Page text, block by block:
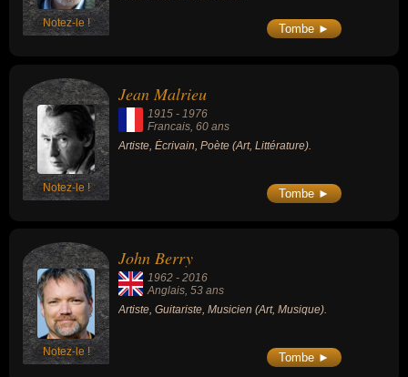
Notez-le ! Tombe ►
Notez-le !
Jean Malrieu
1915 - 1976
Francais , 60 ans
Artiste, Écrivain, Poète (Art, Littérature).
Tombe ►
Notez-le !
John Berry
1962 - 2016
Anglais, 53 ans
Artiste, Guitariste, Musicien (Art, Musique).
Tombe ►